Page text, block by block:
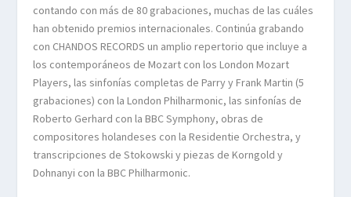
contando con más de 80 grabaciones, muchas de las cuáles
han obtenido premios internacionales. Continúa grabando
con CHANDOS RECORDS un amplio repertorio que incluye a
los contemporáneos de Mozart con los London Mozart
Players, las sinfonías completas de Parry y Frank Martin (5
grabaciones) con la London Philharmonic, las sinfonías de
Roberto Gerhard con la BBC Symphony, obras de
compositores holandeses con la Residentie Orchestra, y
transcripciones de Stokowski y piezas de Korngold y
Dohnanyi con la BBC Philharmonic.